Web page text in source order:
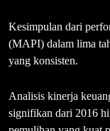
Kesimpulan dari
(MAPI) dalam lima
yang konsisten.
Analisis kinerja
signifikan dari 2016